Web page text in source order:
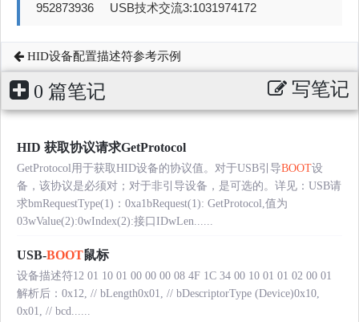
952873936 USB技术交流3:1031974172
HID设备配置描述符参考示例
0 篇笔记 写笔记
HID 获取协议请求GetProtocol
GetProtocol用于获取HID设备的协议值。对于USB引导BOOT设
备，该协议是必须对；对于非引导设备，是可选的。详见：USB请
求bmRequestType(1)：0xa1bRequest(1): GetProtocol,值为
03wValue(2):0wIndex(2):接口IDwLen......
USB-BOOT鼠标
设备描述符12 01 10 01 00 00 00 08 4F 1C 34 00 10 01 01 02 00 01
解析后：0x12, // bLength0x01, // bDescriptorType (Device)0x10,
0x01, // bcd......